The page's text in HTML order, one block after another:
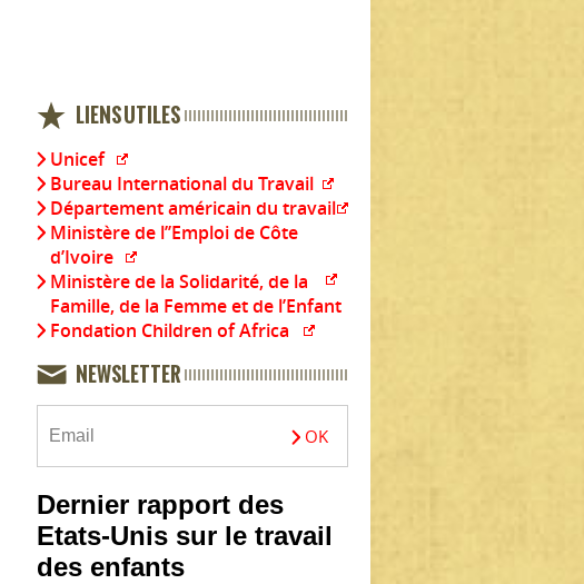
LIENS UTILES
Unicef
Bureau International du Travail
Département américain du travail
Ministère de l’’Emploi de Côte
d’Ivoire
Ministère de la Solidarité, de la
Famille, de la Femme et de l’Enfant
Fondation Children of Africa
NEWSLETTER
Dernier rapport des
Etats-Unis sur le travail
des enfants